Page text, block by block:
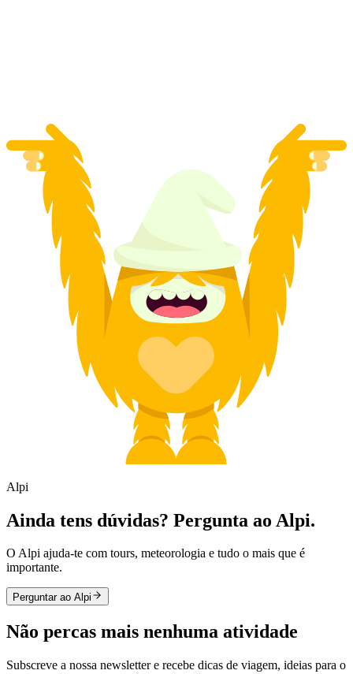
Alpi
Ainda tens dúvidas? Pergunta ao Alpi.
O Alpi ajuda-te com tours, meteorologia e tudo o mais que é
importante.
Perguntar ao Alpi
Não percas mais nenhuma atividade
Subscreve a nossa newsletter e recebe dicas de viagem, ideias para o